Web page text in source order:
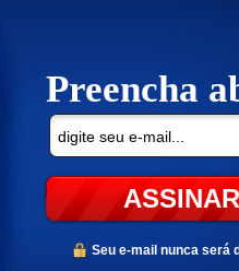
Moradores Ilustres